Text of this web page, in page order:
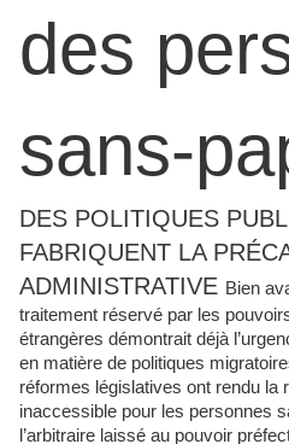
des
sans-
DES POLITIQUES
FABRIQUENT LA
ADMINISTRATIVE Bien
traitement réservé par les
étrangères démontrait déjà
en matière de politiques
réformes législatives ont rendu la
inaccessible pour les personnes
l’arbitraire laissé au pouvoir